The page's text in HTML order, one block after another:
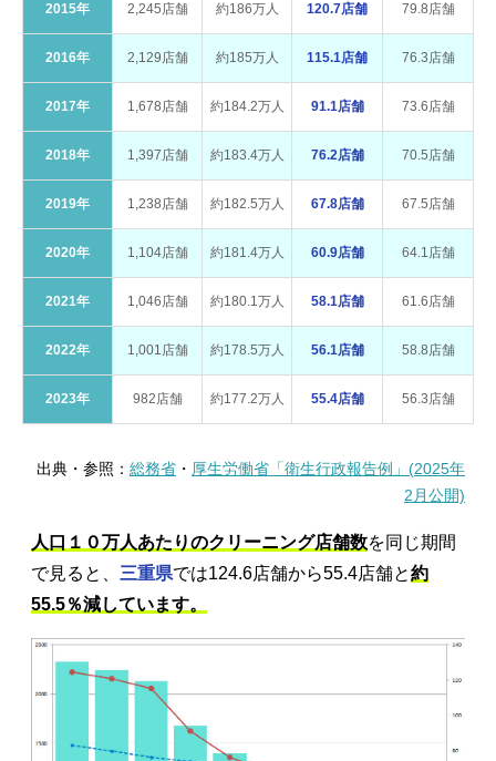
2015年 2,245店舗 約186万人 120.7店舗 79.8店舗
2016年 2,129店舗 約185万人 115.1店舗 76.3店舗
2017年 1,678店舗 約184.2万人 91.1店舗 73.6店舗
2018年 1,397店舗 約183.4万人 76.2店舗 70.5店舗
2019年 1,238店舗 約182.5万人 67.8店舗 67.5店舗
2020年 1,104店舗 約181.4万人 60.9店舗 64.1店舗
2021年 1,046店舗 約180.1万人 58.1店舗 61.6店舗
2022年 1,001店舗 約178.5万人 56.1店舗 58.8店舗
2023年 982店舗 約177.2万人 55.4店舗 56.3店舗
出典・参照： 総務省 ・ 厚生労働省「衛生行政報告例」(2025年
2月公開)
人口１０万人あたりのクリーニング店舗数を同じ期間
で見ると、 三重県では124.6店舗から55.4店舗と約
55.5％減しています。